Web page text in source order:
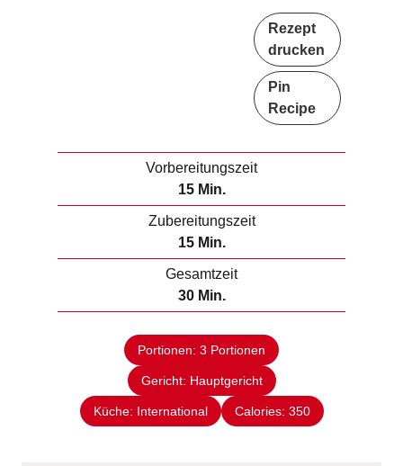
Rezept
drucken
Pin
Recipe
Vorbereitungszeit
15M
i
t
e
Min.
Zubereitungszeit
15M
i
e
Min.
Gesamtzeit
30M
i
n
u
t
n
Min.
Portionen: 3 Portionen
Gericht: Hauptgericht
Küche: International Calories: 350